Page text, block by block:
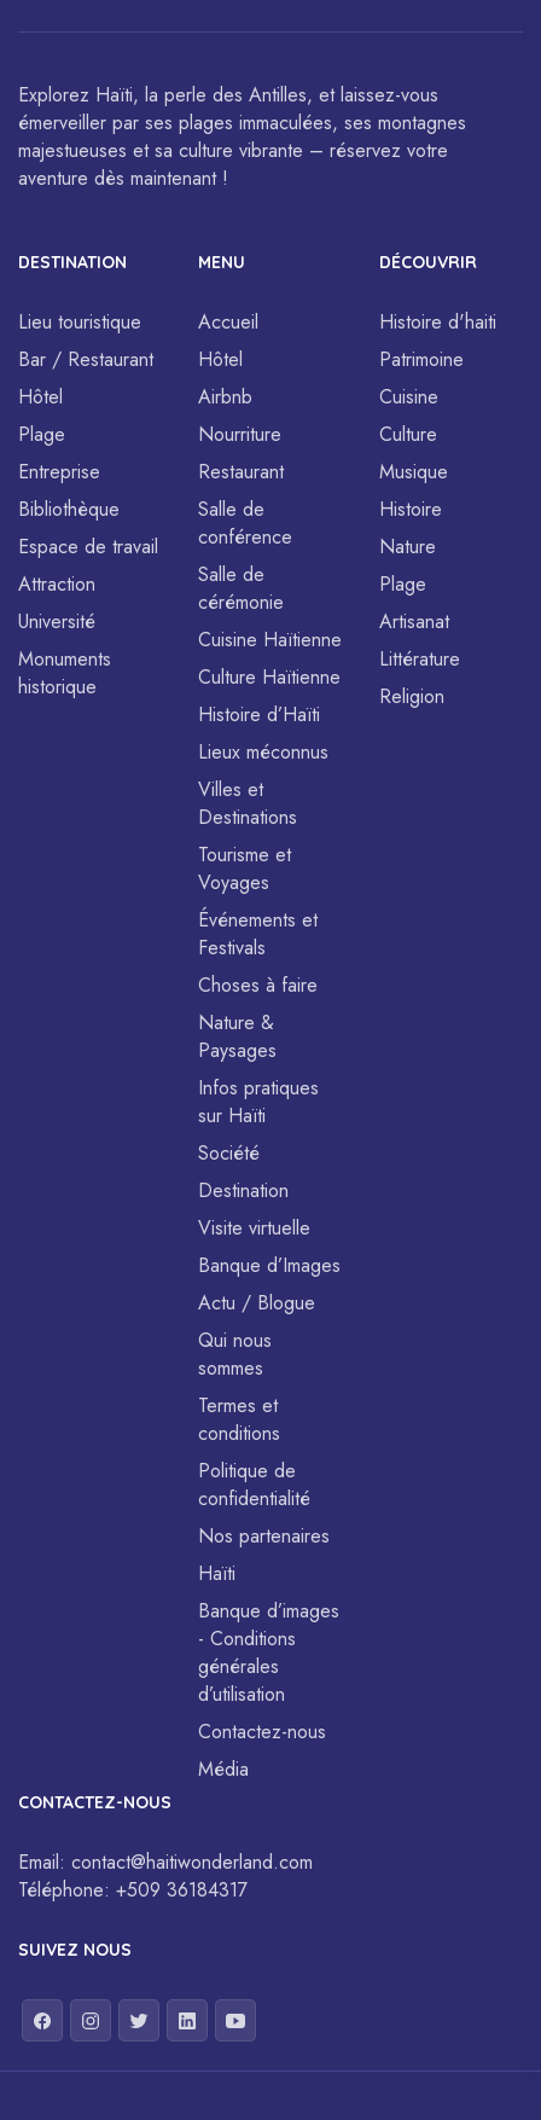
l’UNESCO.
sont célébrés à travers le monde.
Explorez Haïti, la perle des Antilles, et laissez-vous
émerveiller par ses plages immaculées, ses montagnes
majestueuses et sa culture vibrante – réservez votre
aventure dès maintenant !
DESTINATION
Lieu touristique
Bar / Restaurant
Hôtel
Plage
Entreprise
Bibliothèque
Espace de travail
Attraction
Université
Monuments
historique
MENU
Accueil
Hôtel
Airbnb
Nourriture
Restaurant
Salle de
conférence
Salle de
cérémonie
Cuisine Haïtienne
Culture Haïtienne
Histoire d’Haïti
Lieux méconnus
Villes et
Destinations
Tourisme et
Voyages
Événements et
Festivals
Choses à faire
Nature &
Paysages
Infos pratiques
sur Haïti
Société
Destination
Visite virtuelle
Banque d’Images
Actu / Blogue
Qui nous
sommes
Termes et
conditions
Politique de
confidentialité
Nos partenaires
Haïti
Banque d’images
- Conditions
générales
d’utilisation
Contactez-nous
Média
DÉCOUVRIR
Histoire d'haiti
Patrimoine
Cuisine
Culture
Musique
Histoire
Nature
Plage
Artisanat
Littérature
Religion
CONTACTEZ-NOUS
Email: contact@haitiwonderland.com
Téléphone: +509 36184317
SUIVEZ NOUS